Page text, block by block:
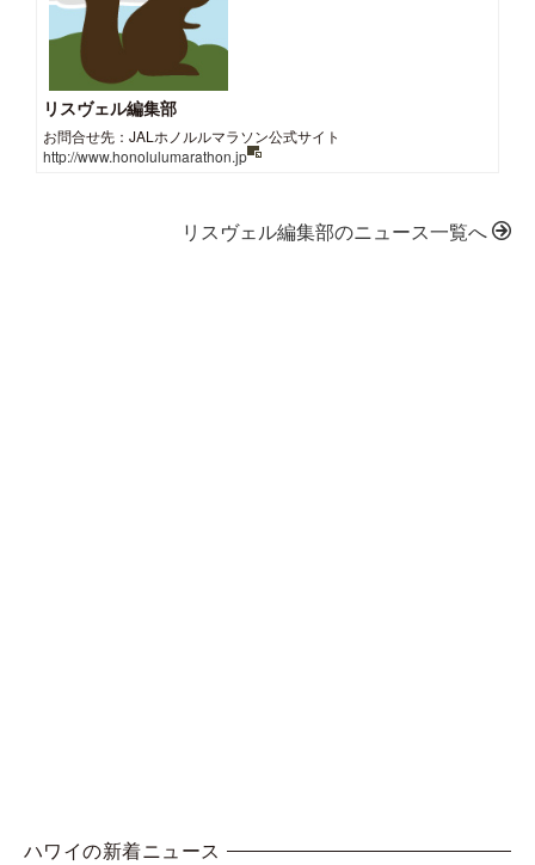
リスヴェル編集部
お問合せ先：JALホノルルマラソン公式サイト
http://www.honolulumarathon.jp
リスヴェル編集部のニュース一覧へ
ハワイの新着ニュース